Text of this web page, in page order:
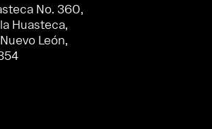
No. 360,
Huasteca,
León,